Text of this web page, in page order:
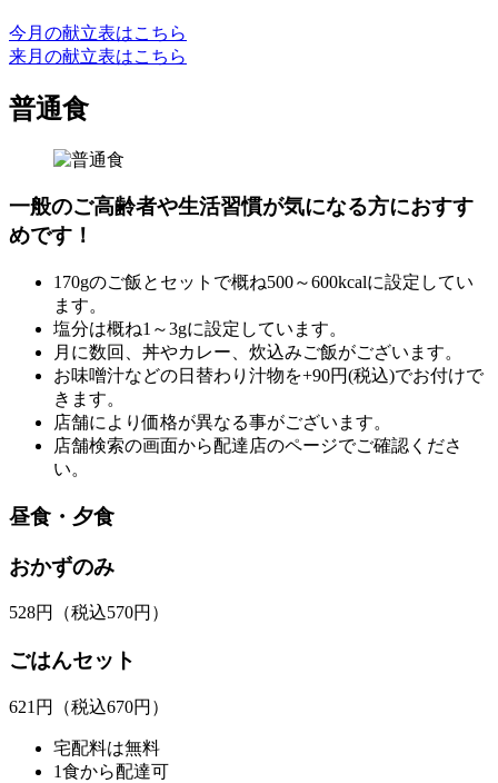
今月の献立表はこちら
来月の献立表はこちら
普通食
一般のご高齢者や生活習慣が気になる方におすす
めです！
170gのご飯とセットで概ね500～600kcalに設定してい
ます。
塩分は概ね1～3gに設定しています。
月に数回、丼やカレー、炊込みご飯がございます。
お味噌汁などの日替わり汁物を+90円(税込)でお付けで
きます。
店舗により価格が異なる事がございます。
店舗検索の画面から配達店のページでご確認くださ
い。
昼食・夕食
おかずのみ
528円 （税込570円）
ごはんセット
621 円 （税込670円）
宅配料は無料
1食から配達可